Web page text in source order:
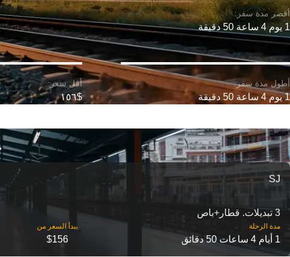
1 يوم 4 ساعة 50 دقيقة
1 يوم 4 ساعة 50 دقيقة $١٥٦
SJ
3 تبديلات. قطار+باص
مدة الرحلة
1 أيام 4 ساعات 50 دقائق
‎يبدأ السعر من
$156